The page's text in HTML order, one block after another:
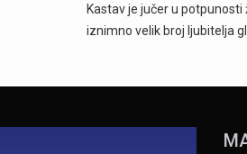
Kastav je jučer u
iznimno velik broj ljubitelja